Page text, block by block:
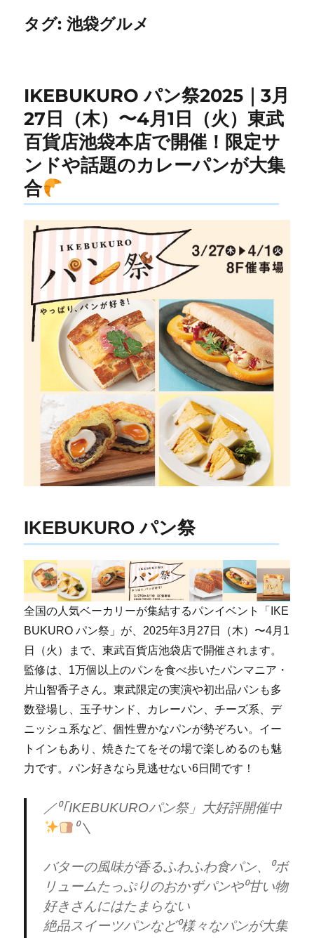
タグ:池袋グルメ
IKEBUKURO パン祭2025｜3月
27日（木）〜4月1日（火）東武
百貨店池袋本店で開催！限定サ
ンドや話題のカレーパンが大集
合
IKEBUKURO パン祭
全国の人気ベーカリーが集結するパンイベント「IKE
BUKURO パン祭」が、2025年3月27日（木）〜4月1
日（火）まで、東武百貨店池袋店で開催されます。
監修は、1万個以上のパンを食べ歩いたパンマニア・
片山智香子さん。東武限定の実演や初出品パンも多
数登場し、玉子サンド、カレーパン、チーズ系、デ
ニッシュ系など、個性豊かなパンが勢ぞろい。イー
トインもあり、焼きたてをその場で楽しめるのも魅
力です。パン好きなら見逃せない6日間です！
／⁰｢IKEBUKUROパン祭」大好評開催中
⁰＼
バターの風味が香るふわふわ食パン、⁰ボ
リュームたっぷりのおかずパンや⁰甘い物
好きさんにはたまらない
絶品スイーツパンなど⁰様々なパンが大集